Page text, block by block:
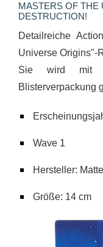
MASTERS OF THE
DESTRUCTION!
Detailreiche
Universe Origins"-
Sie wird mit
Blisterverpackung
Wave 1
Hersteller: Mattel
Größe: 14 cm